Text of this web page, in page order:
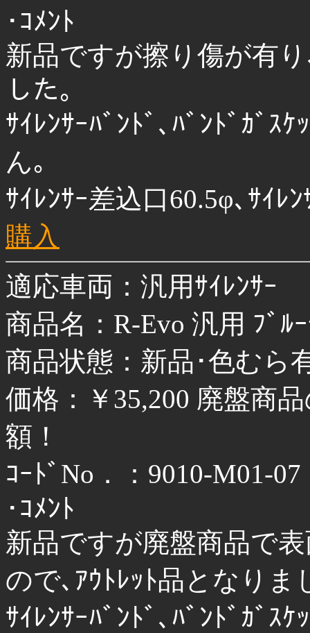
･ｺﾒﾝﾄ
新品ですが擦り傷が有
した｡
ｻｲﾚﾝｻｰﾊﾞﾝﾄﾞ､ﾊﾞﾝﾄﾞｶﾞｽ
ん｡
ｻｲﾚﾝｻｰ差込口60.5φ､ｻｲﾚ
購入
適応車両：汎用ｻｲﾚﾝｻｰ
商品名：R-Evo 汎用 ﾌﾞﾙ
商品状態：新品･色むら
価格：￥35,200 廃盤商
額！
ｺｰﾄﾞNo．：9010-M01-07
･ｺﾒﾝﾄ
新品ですが廃盤商品で
ので､ｱｳﾄﾚｯﾄ品となりま
ｻｲﾚﾝｻｰﾊﾞﾝﾄﾞ､ﾊﾞﾝﾄﾞｶﾞｽ